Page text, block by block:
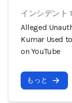
インシデント
Alleged
Kumar Used
on YouTube
もっと